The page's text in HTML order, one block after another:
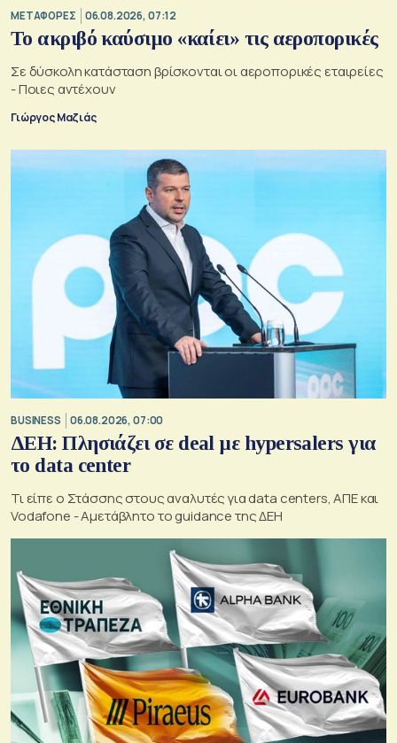
ΜΕΤΑΦΟΡΕΣ 06.08.2026, 07:12
Το ακριβό καύσιμο «καίει» τις αεροπορικές
Σε δύσκολη κατάσταση βρίσκονται οι αεροπορικές εταιρείες
- Ποιες αντέχουν
Γιώργος Μαζιάς
BUSINESS 06.08.2026, 07:00
ΔΕΗ: Πλησιάζει σε deal με hypersalers για
το data center
Τι είπε ο Στάσσης στους αναλυτές για data centers, ΑΠΕ και
Vodafone - Αμετάβλητο το guidance της ΔΕΗ